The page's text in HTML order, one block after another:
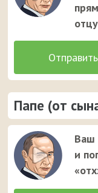
Папе (от
Ваш
и